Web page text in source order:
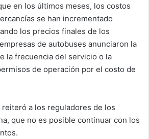
en los últimos meses, los costos
se han incrementado
los precios finales de los
de autobuses anunciaron la
la frecuencia del servicio o la
de operación por el costo de
reiteró a los reguladores de los
que no es posible continuar con los